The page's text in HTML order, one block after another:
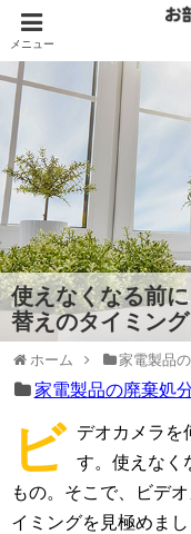
使えなくなる前
替えのタイミング
ホーム 家電製品
家電製品の廃棄処
ビ
デオカメラを
す。使えなく
もの。そこで、ビデ
イミングを見極めまし